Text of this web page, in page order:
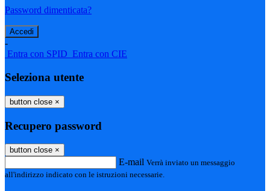
Password dimenticata?
-
Entra con SPID Entra con CIE
Seleziona utente
button close ×
Recupero password
button close ×
E-mail Verrà inviato un messaggio
all'indirizzo indicato con le istruzioni necessarie.